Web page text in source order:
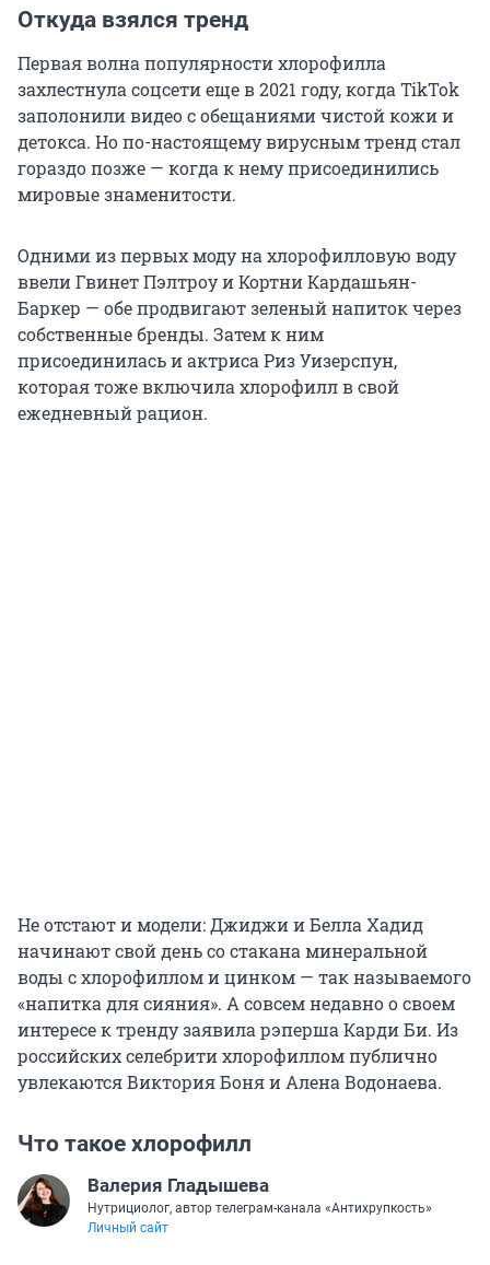
Откуда взялся тренд
Первая волна популярности хлорофилла
захлестнула соцсети еще в 2021 году, когда TikTok
заполонили видео с обещаниями чистой кожи и
детокса. Но по-настоящему вирусным тренд стал
гораздо позже — когда к нему присоединились
мировые знаменитости.
Одними из первых моду на хлорофилловую воду
ввели Гвинет Пэлтроу и Кортни Кардашьян-
Баркер — обе продвигают зеленый напиток через
собственные бренды. Затем к ним
присоединилась и актриса Риз Уизерспун,
которая тоже включила хлорофилл в свой
ежедневный рацион.
Не отстают и модели: Джиджи и Белла Хадид
начинают свой день со стакана минеральной
воды с хлорофиллом и цинком — так называемого
«напитка для сияния». А совсем недавно о своем
интересе к тренду заявила рэперша Карди Би. Из
российских селебрити хлорофиллом публично
увлекаются Виктория Боня и Алена Водонаева.
Что такое хлорофилл
Валерия Гладышева
Нутрициолог, автор телеграм-канала «Антихрупкость»
Личный сайт